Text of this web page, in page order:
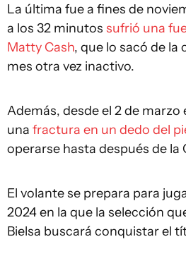
La última fue a fines de
a los 32 minutos sufrió una
Matty Cash, que lo sacó de la
mes otra vez inactivo.
Además, desde el 2 de
una fractura en un dedo del
operarse hasta después de la
El volante se prepara para
2024 en la que la selección
Bielsa buscará conquistar el